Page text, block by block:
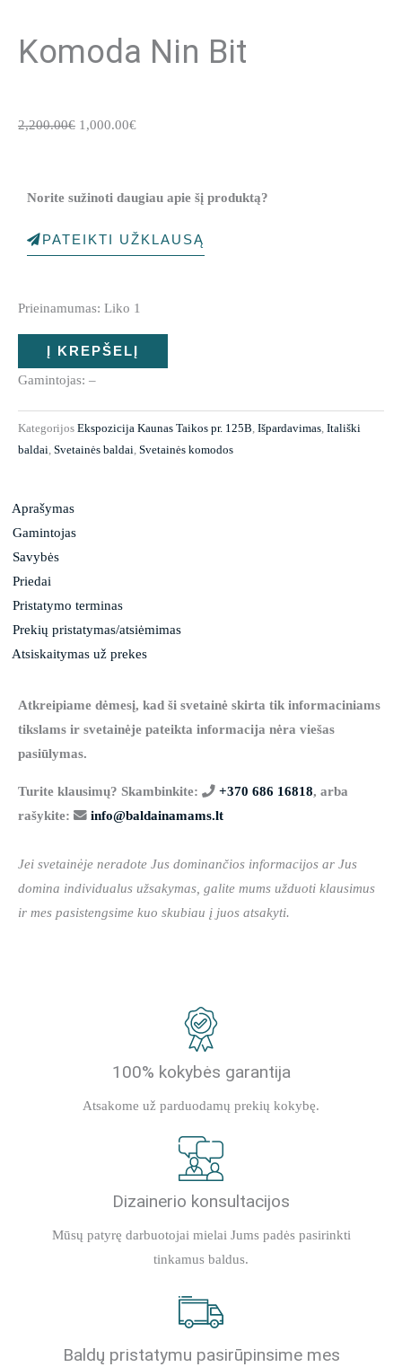
Komoda Nin Bit
2,200.00€ Original
2,200.00€.
1,000.00€
1,000.00€.
Norite sužinoti daugiau apie šį produktą?
PATEIKTI UŽKLAUSĄ
Prieinamumas: Liko 1
kiekis:
Komoda
Bit
Į KREPŠELĮ
Gamintojas: –
Kategorijos Ekspozicija Kaunas Taikos pr. 125B Išpardavimas Itališki
baldai Svetainės baldai Svetainės komodos
Aprašymas
Gamintojas
Savybės
Priedai
Pristatymo terminas
Prekių pristatymas/atsiėmimas
Atsiskaitymas už prekes
Atkreipiame dėmesį, kad ši svetainė skirta tik informaciniams
tikslams ir svetainėje pateikta informacija nėra viešas
pasiūlymas.
Turite klausimų? Skambinkite: +370 686 16818, arba
rašykite:
info@baldainamams.lt
Jei svetainėje neradote Jus dominančios informacijos ar Jus
domina individualus užsakymas, galite mums užduoti klausimus
ir mes pasistengsime kuo skubiau į juos atsakyti.
100% kokybės garantija
Atsakome už parduodamų prekių kokybę.
Dizainerio konsultacijos
Mūsų patyrę darbuotojai mielai Jums padės pasirinkti
tinkamus baldus.
Baldų pristatymu pasirūpinsime mes